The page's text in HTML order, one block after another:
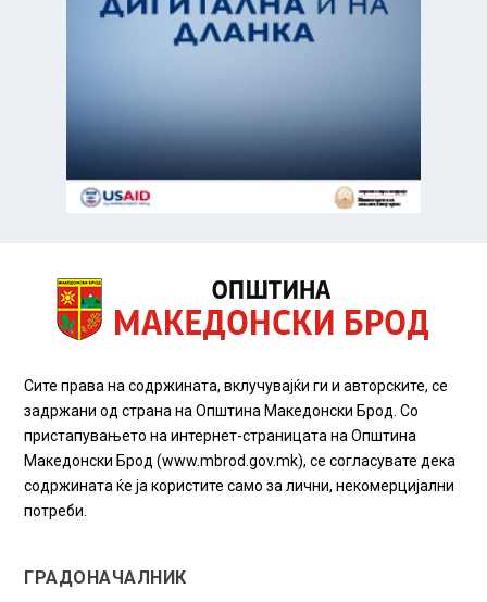
Сите права на содржината, вклучувајќи ги и авторските, се
задржани од страна на Општина Македонски Брод. Со
пристапувањето на интернет-страницата на Општина
Македонски Брод (www.mbrod.gov.mk), се согласувате дека
содржината ќе ја користите само за лични, некомерцијални
потреби.
ГРАДОНАЧАЛНИК